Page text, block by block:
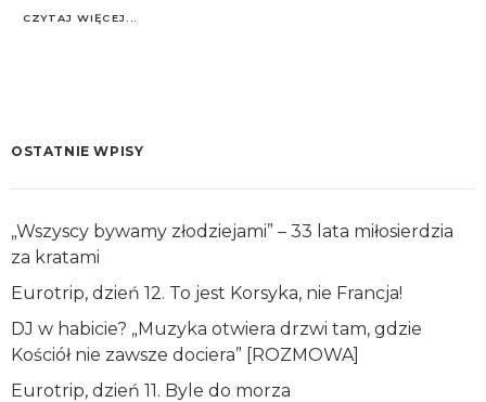
CZYTAJ WIĘCEJ...
OSTATNIE WPISY
„Wszyscy bywamy złodziejami” – 33 lata miłosierdzia
za kratami
Eurotrip, dzień 12. To jest Korsyka, nie Francja!
DJ w habicie? „Muzyka otwiera drzwi tam, gdzie
Kościół nie zawsze dociera” [ROZMOWA]
Eurotrip, dzień 11. Byle do morza